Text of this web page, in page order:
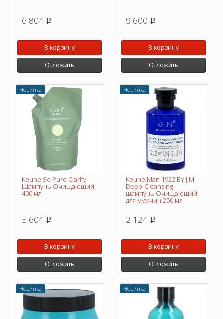
6 804 p
В корзину
Отложить
9 600 p
В корзину
Отложить
Новинка
Keune So Pure Clarify
Шампунь Очищающий,
400 мл
5 604 p
В корзину
Отложить
Новинка
Keune Man 1922 BY J.M.
Deep-Cleansing
шампунь Очищающий
для мужчин 250 мл
2 124 p
В корзину
Отложить
Новинка Новинка